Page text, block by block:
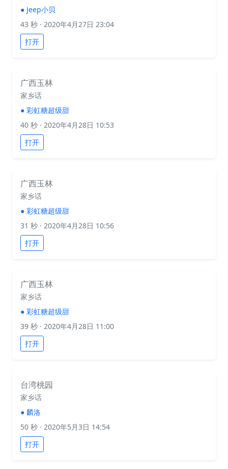
● Jeep小贝
43 秒 · 2020年4月27日 23:04
打开
广西玉林
家乡话
● 彩虹糖超级甜
40 秒 · 2020年4月28日 10:53
打开
广西玉林
家乡话
● 彩虹糖超级甜
31 秒 · 2020年4月28日 10:56
打开
广西玉林
家乡话
● 彩虹糖超级甜
39 秒 · 2020年4月28日 11:00
打开
台湾桃园
家乡话
● 麟洛
50 秒 · 2020年5月3日 14:54
打开